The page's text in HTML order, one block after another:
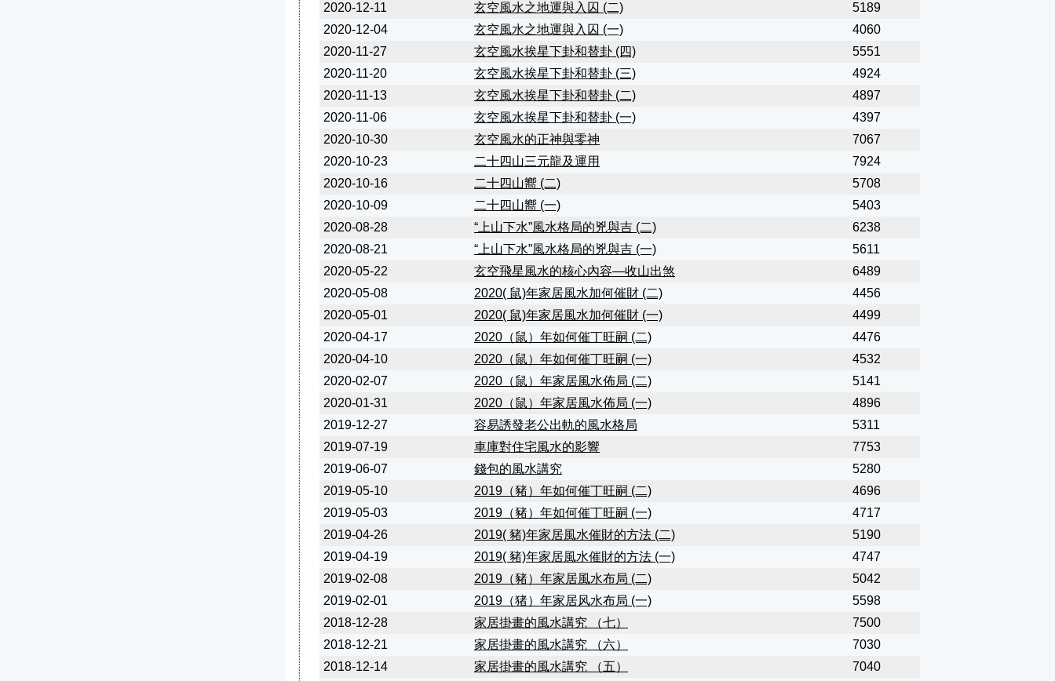
2020-12-11
玄空風水之地運與入囚 (二)
5189
2020-12-04
玄空風水之地運與入囚 (一)
4060
2020-11-27
玄空風水挨星下卦和替卦 (四)
5551
2020-11-20
玄空風水挨星下卦和替卦 (三)
4924
2020-11-13
玄空風水挨星下卦和替卦 (二)
4897
2020-11-06
玄空風水挨星下卦和替卦 (一)
4397
2020-10-30
玄空風水的正神與零神
7067
2020-10-23
二十四山三元龍及運用
7924
2020-10-16
二十四山嚮 (二)
5708
2020-10-09
二十四山嚮 (一)
5403
2020-08-28
“上山下水”風水格局的兇與吉 (二)
6238
2020-08-21
“上山下水”風水格局的兇與吉 (一)
5611
2020-05-22
玄空飛星風水的核心內容—收山出煞
6489
2020-05-08
2020( 鼠)年家居風水加何催財 (二)
4456
2020-05-01
2020( 鼠)年家居風水加何催財 (一)
4499
2020-04-17
2020（⿏）年如何催丁旺嗣 (⼆)
4476
2020-04-10
2020（鼠）年如何催丁旺嗣 (一)
4532
2020-02-07
2020（鼠）年家居風水佈局 (二)
5141
2020-01-31
2020（鼠）年家居風水佈局 (一)
4896
2019-12-27
容易誘發老公出軌的風水格局
5311
2019-07-19
車庫對住宅風水的影響
7753
2019-06-07
錢包的風水講究
5280
2019-05-10
2019（豬）年如何催丁旺嗣 (二)
4696
2019-05-03
2019（豬）年如何催丁旺嗣 (一)
4717
2019-04-26
2019( 豬)年家居風水催財的方法 (二)
5190
2019-04-19
2019( 豬)年家居風水催財的方法 (一)
4747
2019-02-08
2019（豬）年家居風水布局 (二)
5042
2019-02-01
2019（猪）年家居风水布局 (一)
5598
2018-12-28
家居掛畫的風水講究 （七）
7500
2018-12-21
家居掛畫的風水講究 （六）
7030
2018-12-14
家居掛畫的風水講究 （五） 7040